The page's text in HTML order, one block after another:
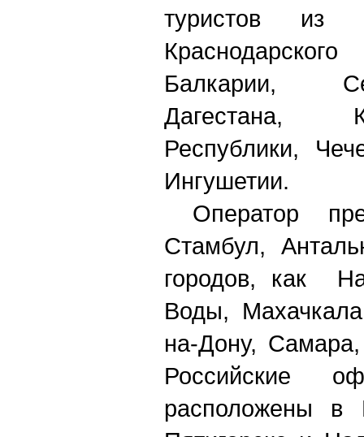
туристов из
Балкарии,
Дагестана,
Республики,
Ингушетии.
Оператор
Стамбул,
городов, как
Воды,
на-Дону,
Российские
расположены в